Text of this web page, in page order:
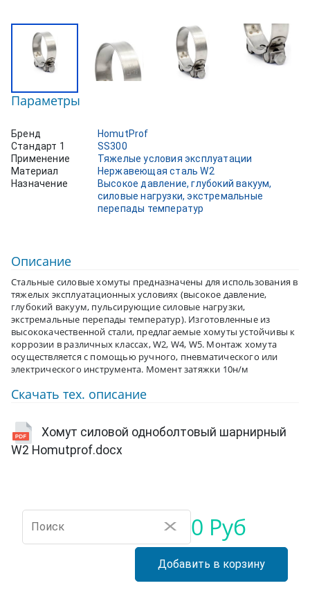
Параметры
Бренд
HomutProf
Стандарт 1
SS300
Применение
Тяжелые условия эксплуатации
Материал
Нержавеющая сталь W2
Назначение
Высокое давление, глубокий вакуум,
силовые нагрузки, экстремальные
перепады температур
Описание
Стальные силовые хомуты предназначены для использования в
тяжелых эксплуатационных условиях (высокое давление,
глубокий вакуум, пульсирующие силовые нагрузки,
экстремальные перепады температур). Изготовленные из
высококачественной стали, предлагаемые хомуты устойчивы к
коррозии в различных классах, W2, W4, W5. Монтаж хомута
осуществляется с помощью ручного, пневматического или
электрического инструмента. Момент затяжки 10н/м
Скачать тех. описание
Хомут силовой одноболтовый шарнирный
W2 Homutprof.docx
X 0 Руб
Добавить в корзину